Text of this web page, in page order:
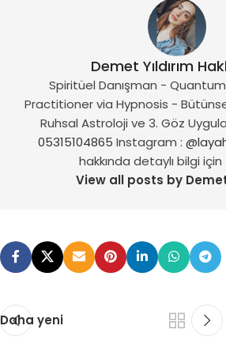
Demet Yıldırım
Spiritüel Danışman -
Practitioner via Hypnosis -
Ruhsal Astroloji ve 3. Göz
05315104865 Instagram :
hakkında detaylı bilgi için
View all posts by Demet
Daha yeni